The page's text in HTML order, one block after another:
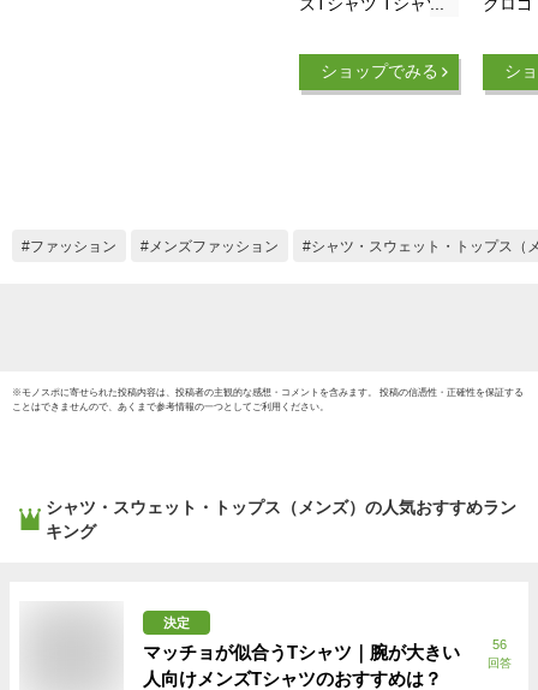
ト ヨウジヤマモト
アディダス ブラック
ショップでみる
Yohji
ウジ
シ
ファッション メンズファッション シャツ・スウェット・トップス（
※モノスポに寄せられた投稿内容は、投稿者の主観的な感想・コメントを含みます。 投稿の信憑性・正確性を保証する
ことはできませんので、あくまで参考情報の一つとしてご利用ください。
シャツ・スウェット・トップス（メンズ） の人気おすすめラン
キング
決定
マッチョが似合うTシャツ｜腕が大きい
人向けメンズTシャツのおすすめは？
56
回答